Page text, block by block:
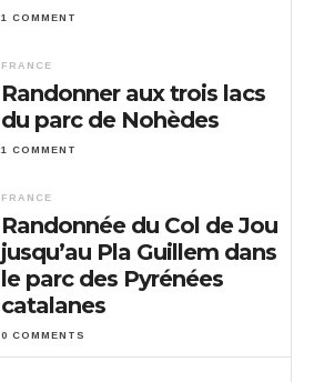
1 COMMENT
FRANCE
Randonner aux trois lacs
du parc de Nohèdes
1 COMMENT
FRANCE
Randonnée du Col de Jou
jusqu’au Pla Guillem dans
le parc des Pyrénées
catalanes
0 COMMENTS